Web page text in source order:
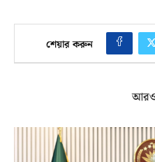
শেয়ার করুন